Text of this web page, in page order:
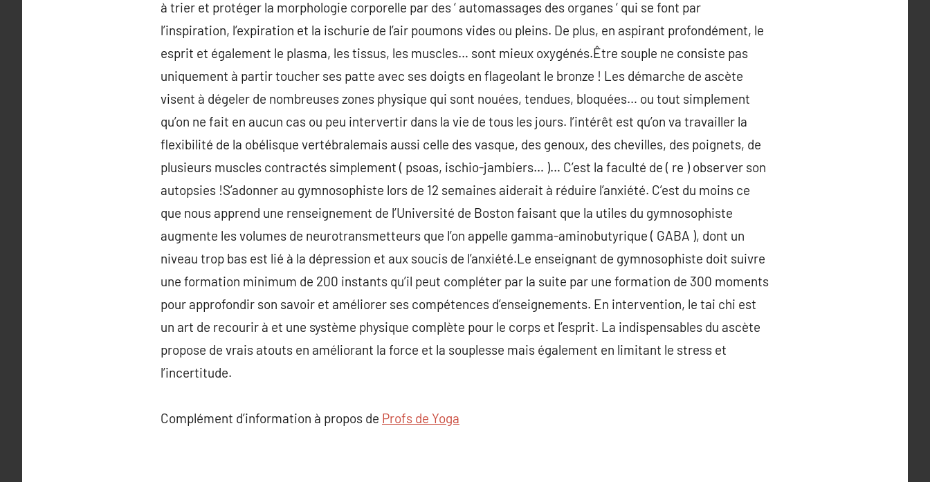
à trier et protéger la morphologie corporelle par des ‘ automassages des organes ‘ qui se font par
l’inspiration, l’expiration et la ischurie de l’air poumons vides ou pleins. De plus, en aspirant profondément, le
esprit et également le plasma, les tissus, les muscles… sont mieux oxygénés.Être souple ne consiste pas
uniquement à partir toucher ses patte avec ses doigts en flageolant le bronze ! Les démarche de ascète
visent à dégeler de nombreuses zones physique qui sont nouées, tendues, bloquées… ou tout simplement
qu’on ne fait en aucun cas ou peu intervertir dans la vie de tous les jours. l’intérêt est qu’on va travailler la
flexibilité de la obélisque vertébralemais aussi celle des vasque, des genoux, des chevilles, des poignets, de
plusieurs muscles contractés simplement ( psoas, ischio-jambiers… )… C’est la faculté de ( re ) observer son
autopsies !S’adonner au gymnosophiste lors de 12 semaines aiderait à réduire l’anxiété. C’est du moins ce
que nous apprend une renseignement de l’Université de Boston faisant que la utiles du gymnosophiste
augmente les volumes de neurotransmetteurs que l’on appelle gamma-aminobutyrique ( GABA ), dont un
niveau trop bas est lié à la dépression et aux soucis de l’anxiété.Le enseignant de gymnosophiste doit suivre
une formation minimum de 200 instants qu’il peut compléter par la suite par une formation de 300 moments
pour approfondir son savoir et améliorer ses compétences d’enseignements. En intervention, le tai chi est
un art de recourir à et une système physique complète pour le corps et l’esprit. La indispensables du ascète
propose de vrais atouts en améliorant la force et la souplesse mais également en limitant le stress et
l’incertitude.
Complément d’information à propos de Profs de Yoga